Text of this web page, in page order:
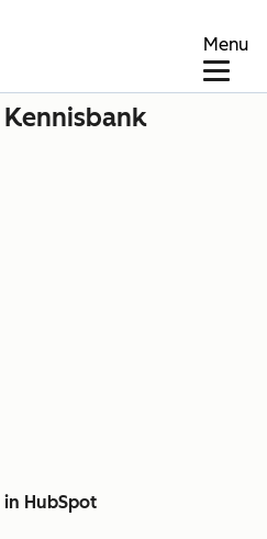
Menu
Kennisbank
HubSpot